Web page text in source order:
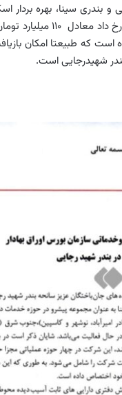
سینا، بهره بردار
آتش سوزی این بندر را
که طبیعتا امکان
شهیدرجایی است.